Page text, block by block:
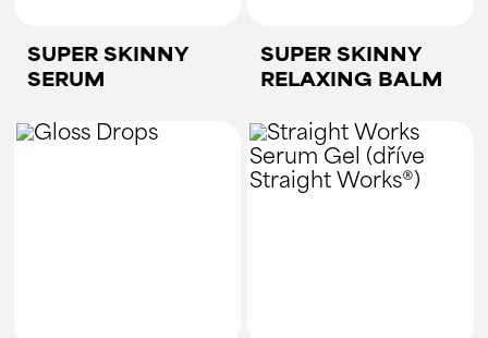
SUPER SKINNY
SERUM
SUPER SKINNY
RELAXING BALM